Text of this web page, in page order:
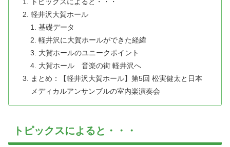
トピックスによると・・・
軽井沢大賀ホール
基礎データ
軽井沢に大賀ホールができた経緯
大賀ホールのユニークポイント
大賀ホール 音楽の街 軽井沢へ
まとめ：【軽井沢大賀ホール】第5回 松実健太と日本
メディカルアンサンブルの室内楽演奏会
トピックスによると・・・